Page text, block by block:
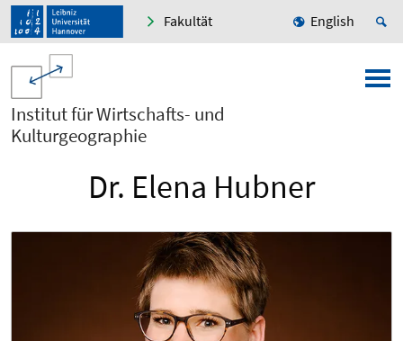
Fakultät English
Institut für Wirtschafts- und
Kulturgeographie
Dr. Elena Hubner